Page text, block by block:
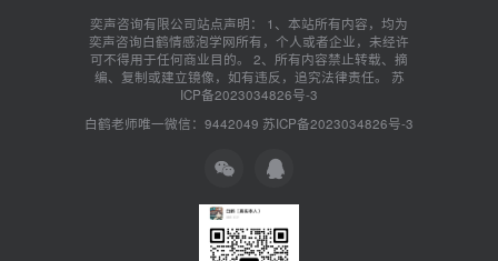
奕声咨询有限公司站点声明： 1、本站所有内容，均为
奕声咨询白鹤情感泡学网所有，个人或者企业，未经许
可不得用于任何商业目的。 2、所有内容禁止转载、摘
编、复制或建立镜像，如有违反，追究法律责任。 苏
ICP备2023034826号-3
白鹤老师唯一微信：9442049 苏ICP备2023034826号-3